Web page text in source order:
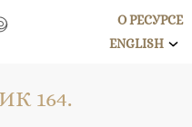
О РЕСУРСЕ
ENGLISH
164.